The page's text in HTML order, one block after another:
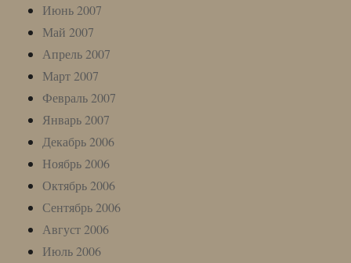
Июнь 2007
Май 2007
Апрель 2007
Март 2007
Февраль 2007
Январь 2007
Декабрь 2006
Ноябрь 2006
Октябрь 2006
Сентябрь 2006
Август 2006
Июль 2006